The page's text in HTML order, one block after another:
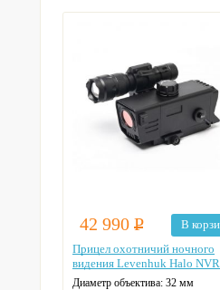
Макс. увеличение: 5
42 990 Р
В
Прицел охотничий ночного
видения Levenhuk Halo
Диаметр объектива: 32 мм